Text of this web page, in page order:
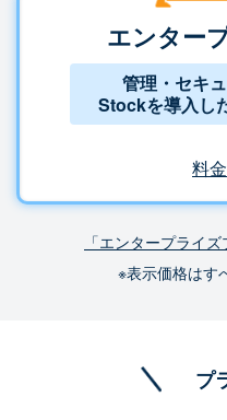
エンター
管理・セキ
Stockを導入し
料
「エンタープライ
※表示価格はす
プ